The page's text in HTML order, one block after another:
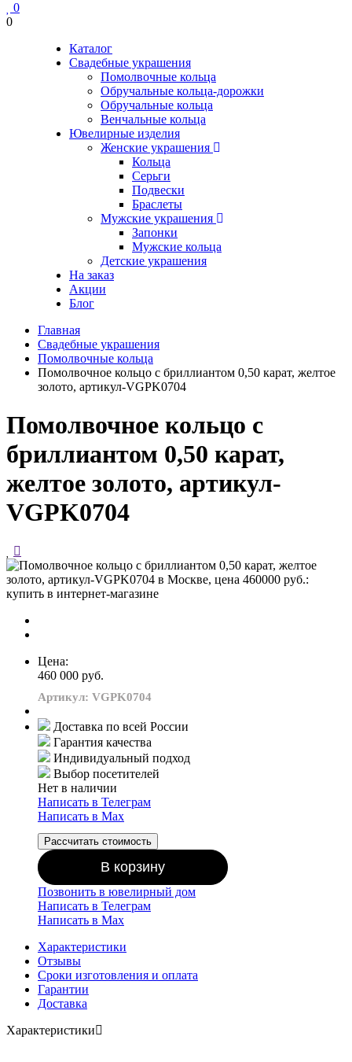
0
0
Каталог
Свадебные украшения
Помолвочные кольца
Обручальные кольца-дорожки
Обручальные кольца
Венчальные кольца
Ювелирные изделия
Женские украшения
Кольца
Серьги
Подвески
Браслеты
Мужские украшения
Запонки
Мужские кольца
Детские украшения
На заказ
Акции
Блог
Главная
Свадебные украшения
Помолвочные кольца
Помолвочное кольцо с бриллиантом 0,50 карат, желтое
золото, артикул-VGPK0704
Помолвочное кольцо с
бриллиантом 0,50 карат,
желтое золото, артикул-
VGPK0704
Цена:
460 000 руб.
Артикул: VGPK0704
Доставка по всей России
Гарантия качества
Индивидуальный подход
Выбор посетителей
Нет в наличии
Написать в Телеграм
Написать в Мах
Рассчитать стоимость
В корзину
Позвонить в ювелирный дом
Написать в Телеграм
Написать в Мах
Характеристики
Отзывы
Сроки изготовления и оплата
Гарантии
Доставка
Характеристики